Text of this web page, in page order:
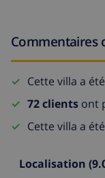
Commentaires
Cette villa a
72 clients ont
Cette villa a
Localisation